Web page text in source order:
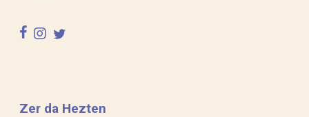
facebook
instagram
twitter
Zer da Hezten